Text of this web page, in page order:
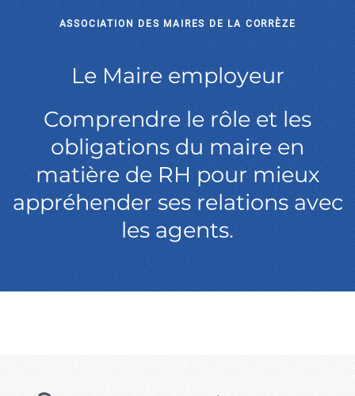
ASSOCIATION DES MAIRES DE LA CORRÈZE
Le Maire employeur
Comprendre le rôle et les
obligations du maire en
matière de RH pour mieux
appréhender ses relations avec
les agents.